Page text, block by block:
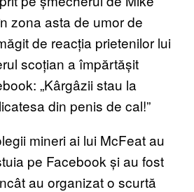
zona asta de umor de
de reacția prietenilor lui
scoțian a împărtășit
„Kârgâzii stau la
din penis de cal!”
mineri ai lui McFeat au
pe Facebook și au fost
au organizat o scurtă